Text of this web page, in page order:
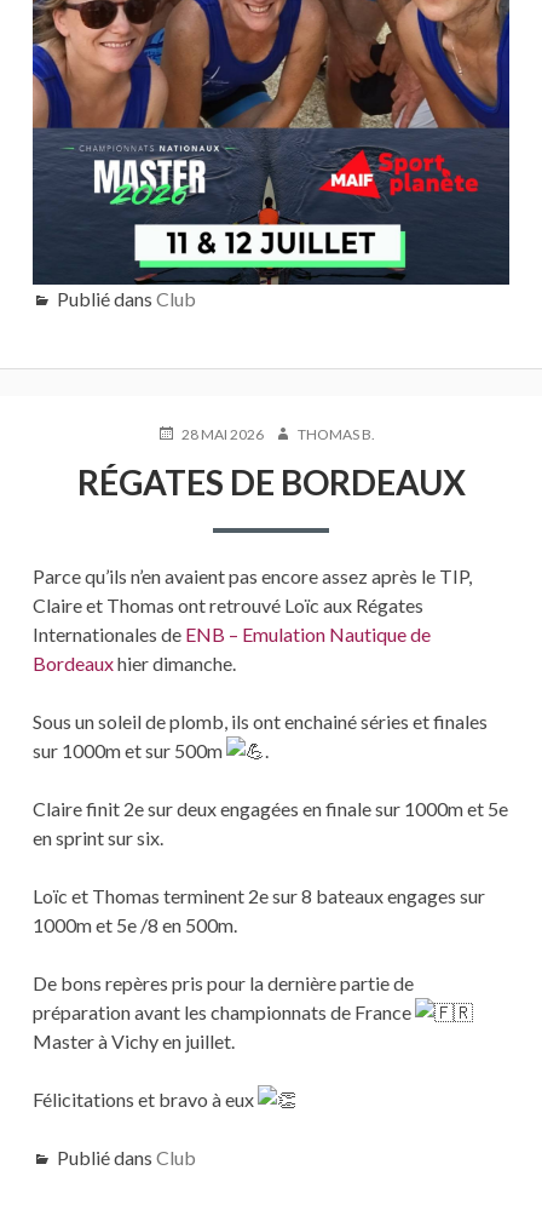
Publié dans Club
PUBLIÉ28 MAI 2026 AUTEUR
THOMAS B.
RÉGATES DE BORDEAUX
Parce qu’ils n’en avaient pas encore assez après le TIP,
Claire et Thomas ont retrouvé Loïc aux Régates
Internationales de ENB – Emulation Nautique de
Bordeauxhier dimanche.
Sous un soleil de plomb, ils ont enchainé séries et finales
sur 1000m et sur 500m
.
Claire finit 2e sur deux engagées en finale sur 1000m et 5e
en sprint sur six.
Loïc et Thomas terminent 2e sur 8 bateaux engages sur
1000m et 5e /8 en 500m.
De bons repères pris pour la dernière partie de
préparation avant les championnats de France
Master à Vichy en juillet.
Félicitations et bravo à eux
Publié dans Club